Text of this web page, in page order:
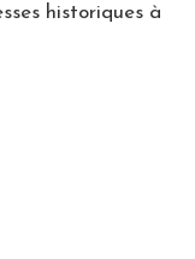
historiques à